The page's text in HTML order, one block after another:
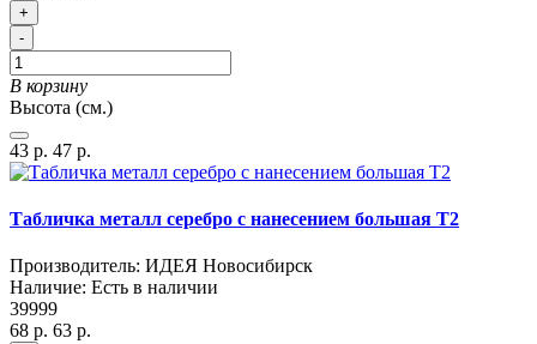
+
-
В корзину
Высота (см.)
43 р. 47 р.
Табличка металл серебро с нанесением большая T2
Производитель: ИДЕЯ Новосибирск
Наличие: Есть в наличии
39999
68 р. 63 р.